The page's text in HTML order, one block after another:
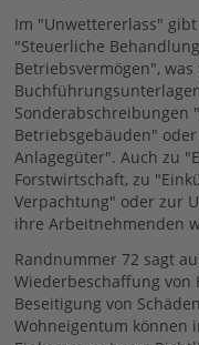
Im "Unwettererlass"
"Steuerliche
Betriebsvermögen",
Sonderabschreibungen
Betriebsgebäuden"
Anlagegüter". Auch zu
Forstwirtschaft, zu
Verpachtung" oder zur
ihre Arbeitnehmenden
Randnummer 72 sagt
Wiederbeschaffung
Beseitigung von
Wohneigentum können